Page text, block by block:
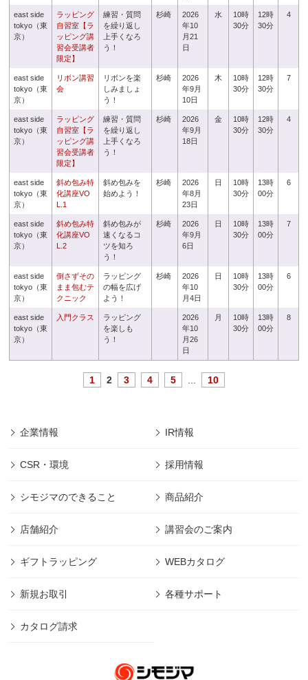
east side
tokyo（東
京）
ラッピング
自習室【ラ
ッピング講
習会受講者
限定】
練習・質問
を繰り返し
上手くなろ
う！
杉崎
2026
年10
月21
日
水
10時
30分
12時
30分
4
east side
tokyo（東
京）
リボン講習
会
リボンを楽
しみましょ
う！
杉崎
2026
年9月
10日
木
10時
30分
12時
30分
7
east side
tokyo（東
京）
ラッピング
自習室【ラ
ッピング講
習会受講者
限定】
練習・質問
を繰り返し
上手くなろ
う！
杉崎
2026
年9月
18日
金
10時
30分
12時
30分
4
east side
tokyo（東
京）
斜め包み特
化講座VO
L.1
斜め包みを
始めよう！
杉崎
2026
年8月
23日
日
10時
30分
13時
00分
6
east side
tokyo（東
京）
斜め包み特
化講座VO
L.2
斜め包みが
速くなるコ
ツを知ろ
う！
杉崎
2026
年9月
6日
日
10時
30分
13時
00分
7
east side
tokyo（東
京）
倒さずその
まま包むテ
クニック
ラッピング
の幅を広げ
よう！
杉崎
2026
年10
月4日
日
10時
30分
13時
00分
6
east side
tokyo（東
京）
入門クラス
ラッピング
を楽しも
う！
2026
年10
月26
日
月
10時
30分
13時
00分
8
1 2 3 4 5 10
企業情報 IR情報
CSR・環境 採用情報
シモジマのできること 商品紹介
店舗紹介 講習会のご案内
ギフトラッピング WEBカタログ
新規お取引 各種サポート
カタログ請求